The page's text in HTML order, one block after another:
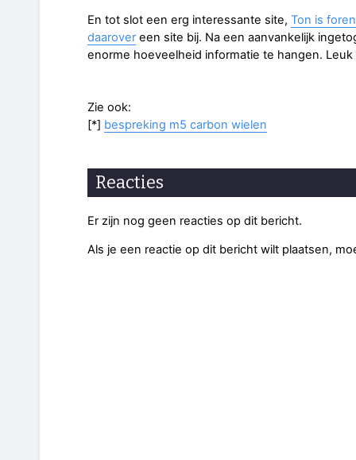
En tot slot een erg interessante site, Ton is
daarover een site bij. Na een aanvankelijk
enorme hoeveelheid informatie te hangen.
Zie ook:
[*] bespreking m5 carbon wielen
Reacties
Er zijn nog geen reacties op dit bericht.
Als je een reactie op dit bericht wilt plaatsen,